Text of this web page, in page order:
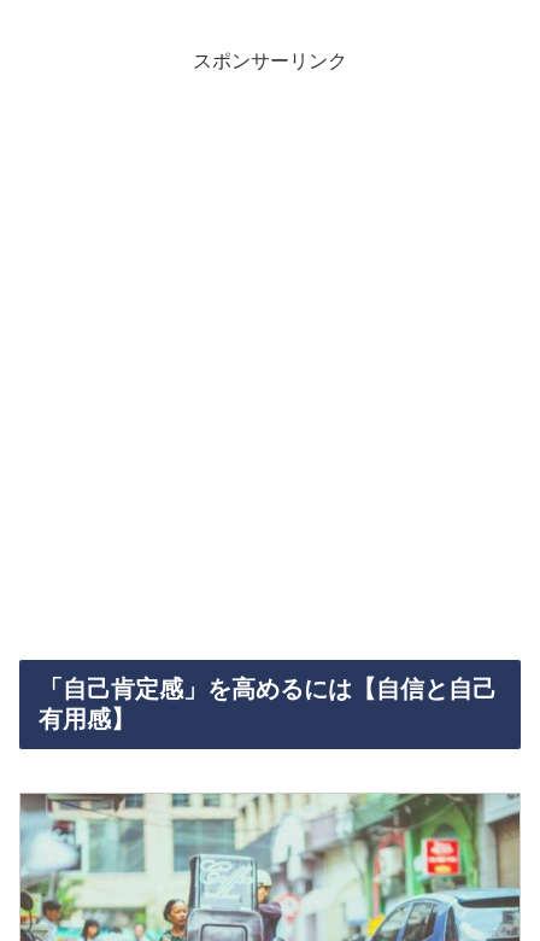
スポンサーリンク
「自己肯定感」を高めるには【自信と自己
有用感】